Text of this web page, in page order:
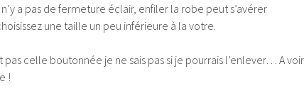
a pas de fermeture éclair, enfiler la robe peut s’avérer
une taille un peu inférieure à la votre.
pas celle boutonnée je ne sais pas si je pourrais l’enlever… A voir
!